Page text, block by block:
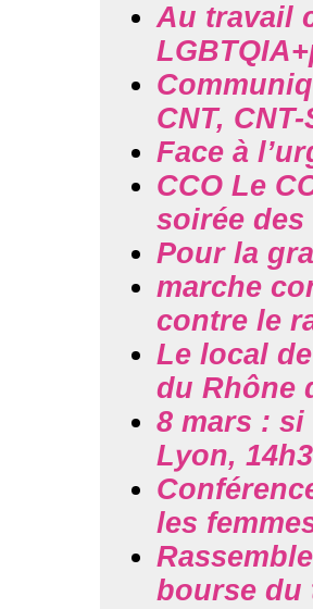
Au travail
CNT, CNT-
Face à
CCO Le
soirée
Pour la
marche
contre le
Le local
du Rhône
8 mars : si
Lyon,
les
bourse du